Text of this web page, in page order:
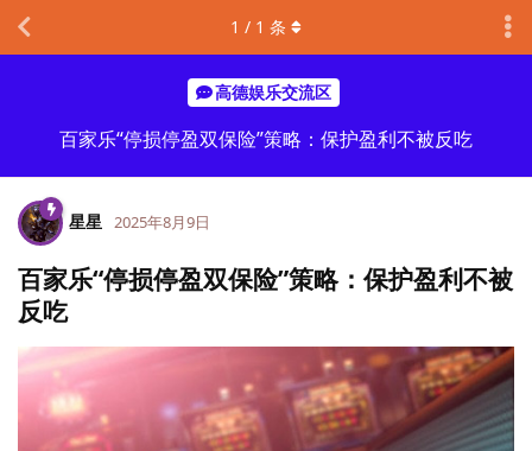
高德娱乐交流区
百家乐“停损停盈双保险”策略：保护盈利不被反吃
1 / 1 条
星星 2025年8月9日
百家乐“停损停盈双保险”策略：保护盈利不被
反吃